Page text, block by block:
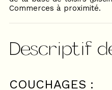
Commerces à proximité.
Descriptif
COUCHAGES :